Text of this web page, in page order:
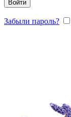
Войти
Забыли пароль?